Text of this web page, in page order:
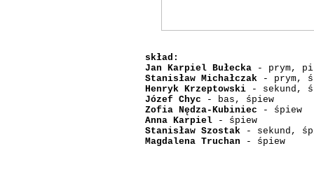
skład:
Jan Karpiel Bułecka - prym,
Stanisław Michałczak - prym,
Henryk Krzeptowski - sekund,
Józef Chyc - bas, śpiew
Zofia Nędza-Kubiniec - śpiew
Anna Karpiel - śpiew
Stanisław Szostak - sekund,
Magdalena Truchan - śpiew